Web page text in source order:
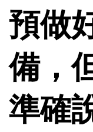
預做
備，
準確